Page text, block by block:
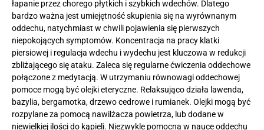
łapanie przez chorego płytkich i szybkich wdechów. Dlatego
bardzo ważna jest umiejętność skupienia się na wyrównanym
oddechu, natychmiast w chwili pojawienia się pierwszych
niepokojących symptomów. Koncentracja na pracy klatki
piersiowej i regulacja wdechu i wydechu jest kluczowa w redukcji
zbliżającego się ataku. Zaleca się regularne ćwiczenia oddechowe
połączone z medytacją. W utrzymaniu równowagi oddechowej
pomoce mogą być olejki eteryczne. Relaksująco działa lawenda,
bazylia, bergamotka, drzewo cedrowe i rumianek. Olejki mogą być
rozpylane za pomocą nawilżacza powietrza, lub dodane w
niewielkiej ilości do kąpieli. Niezwykle pomocna w nauce oddechu